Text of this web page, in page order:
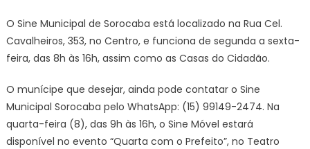
O Sine Municipal de Sorocaba está localizado na Rua Cel.
Cavalheiros, 353, no Centro, e funciona de segunda a sexta-
feira, das 8h às 16h, assim como as Casas do Cidadão.
O munícipe que desejar, ainda pode contatar o Sine
Municipal Sorocaba pelo WhatsApp: (15) 99149-2474. Na
quarta-feira (8), das 9h às 16h, o Sine Móvel estará
disponível no evento “Quarta com o Prefeito”, no Teatro